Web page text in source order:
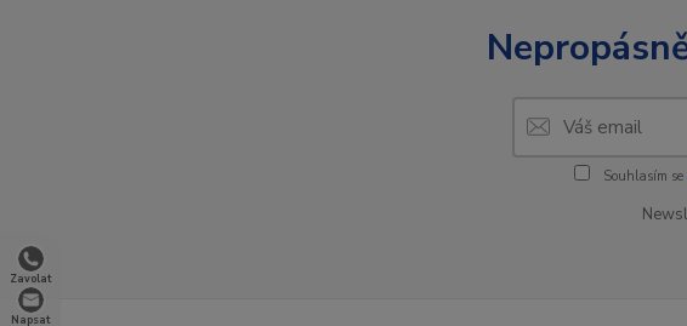
Zavolat
Napsat
Souhlasím se